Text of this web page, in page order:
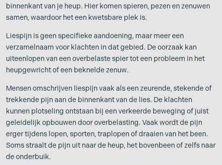
binnenkant van je heup. Hier komen spieren, pezen en zenuwen
samen, waardoor het een kwetsbare plek is.
Liespijn is geen specifieke aandoening, maar meer een
verzamelnaam voor klachten in dat gebied. De oorzaak kan
uiteenlopen van een overbelaste spier tot een probleem in het
heupgewricht of een beknelde zenuw.
Mensen omschrijven liespijn vaak als een zeurende, stekende of
trekkende pijn aan de binnenkant van de lies. De klachten
kunnen plotseling ontstaan bij een verkeerde beweging of juist
geleidelijk opbouwen door overbelasting. Vaak wordt de pijn
erger tijdens lopen, sporten, traplopen of draaien van het been.
Soms straalt de pijn uit naar de heup, het bovenbeen of zelfs naar
de onderbuik.